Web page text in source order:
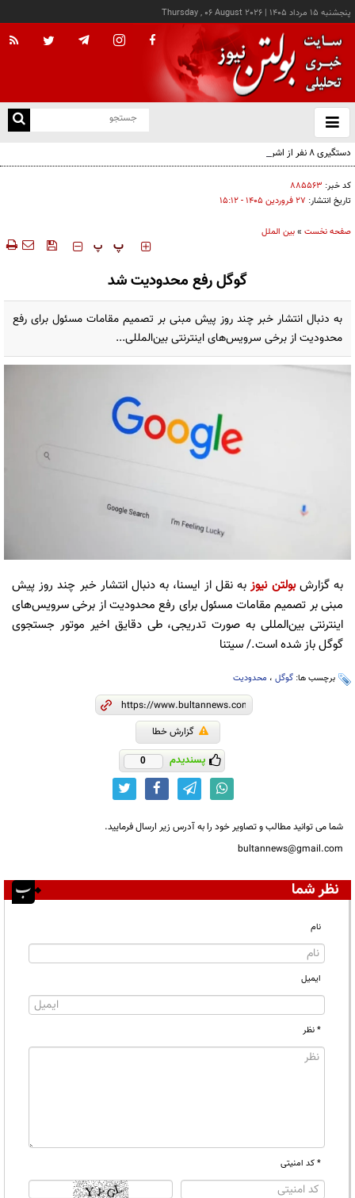
پنجشنبه ۱۵ مرداد ۱۴۰۵ |
Thursday , 06 August 2026
باز
و
دستگیری ۸ نفر از اشرار مسلح شاخص و مرتبطین گروهک‌های تروریستی
کد خبر: ۸۸۵۵۶۳
تاریخ انتشار: ۲۷ فروردين ۱۴۰۵ - ۱۵:۱۲
صفحه نخست »بین الملل
‍‍‍ پ پ
گوگل رفع محدودیت شد
به دنبال انتشار خبر چند روز پیش مبنی بر تصمیم مقامات مسئول برای رفع
محدودیت از برخی سرویس‌های اینترنتی بین‌المللی...
به گزارشبولتن نیوزبه نقل از ایسنا، به دنبال انتشار خبر چند روز پیش
مبنی بر تصمیم مقامات مسئول برای رفع محدودیت از برخی سرویس‌های
اینترنتی بین‌المللی به صورت تدریجی، طی دقایق اخیر موتور جستجوی
گوگل باز شده است./ سیتنا
برچسب ها: گوگل ، محدودیت
گزارش خطا
پسندیدم 0
شما می توانید مطالب و تصاویر خود را به آدرس زیر ارسال فرمایید.
bultannews@gmail.com
نظر شما
نام
ایمیل
* نظر
* کد امنیتی